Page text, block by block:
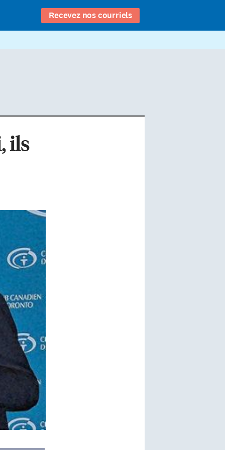
Recevez nos courriels
ils